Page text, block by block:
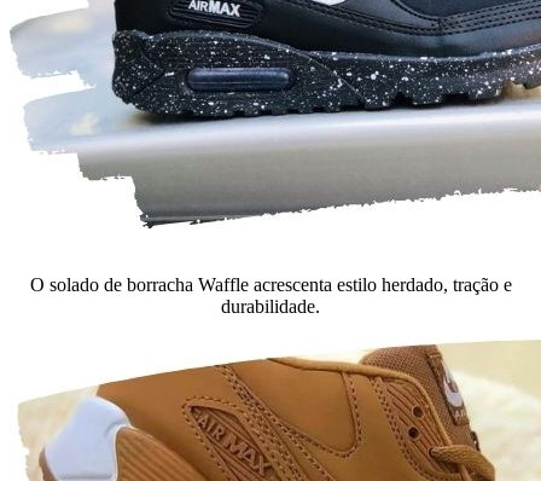
O solado de borracha Waffle acrescenta estilo herdado, tração e
durabilidade.